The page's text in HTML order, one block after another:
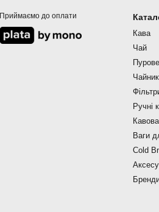
Приймаємо до оплати
Кава
Чай
Ручні
Ваги
Cold